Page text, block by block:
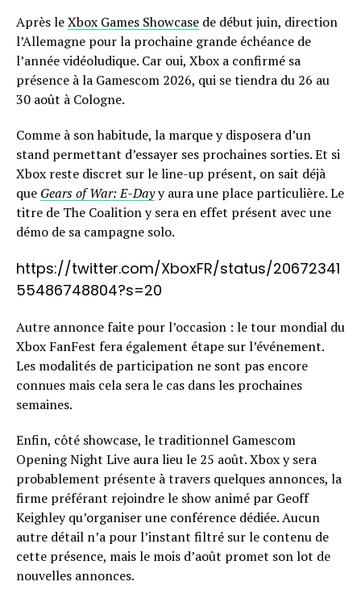
Après leXbox Games Showcase de début juin, direction
l’Allemagne pour la prochaine grande échéance de
l’année vidéoludique. Car oui, Xbox a confirmé sa
présence à la Gamescom 2026, qui se tiendra du 26 au
30 août à Cologne.
Comme à son habitude, la marque y disposera d’un
stand permettant d’essayer ses prochaines sorties. Et si
Xbox reste discret sur le line-up présent, on sait déjà
que Gears of War: E-Dayy aura une place particulière. Le
titre de The Coalition y sera en effet présent avec une
démo de sa campagne solo.
https://twitter.com/XboxFR/status/20672341
55486748804?s=20
Autre annonce faite pour l’occasion : le tour mondial du
Xbox FanFest fera également étape sur l’événement.
Les modalités de participation ne sont pas encore
connues mais cela sera le cas dans les prochaines
semaines.
Enfin, côté showcase, le traditionnel Gamescom
Opening Night Live aura lieu le 25 août. Xbox y sera
probablement présente à travers quelques annonces, la
firme préférant rejoindre le show animé par Geoff
Keighley qu’organiser une conférence dédiée. Aucun
autre détail n’a pour l’instant filtré sur le contenu de
cette présence, mais le mois d’août promet son lot de
nouvelles annonces.